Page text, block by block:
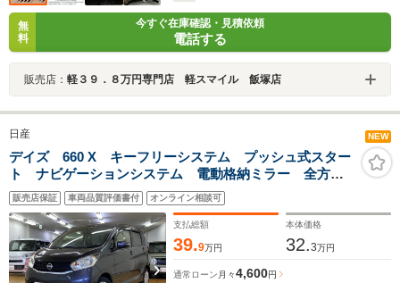
無
料
今すぐ在庫確認・見積依頼
電話する
販売店： 軽３９．８万円専門店 軽スマイル 飯塚店
日産 NEW
デイズ 660 X キーフリーシステム プッシュ式スター
ト ナビゲーションシステム 電動格納ミラー 全方位
システム オートエアコン アイドリングストップ ラ
イトレベライザー
販売店保証 車両品質評価書付 オンライン相談可
支払総額
39.9万円
本体価格
32.3万円
通常ローン 月々4,600円